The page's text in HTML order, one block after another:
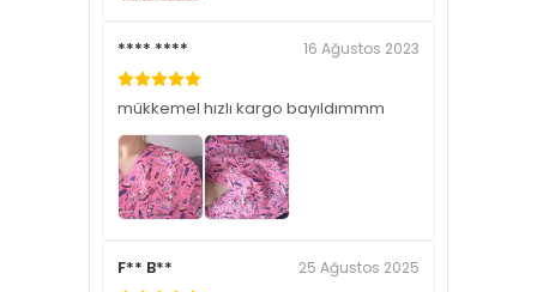
**** **** 16 Ağustos 2023
mükkemel hızlı kargo bayıldımmm
F** B** 25 Ağustos 2025